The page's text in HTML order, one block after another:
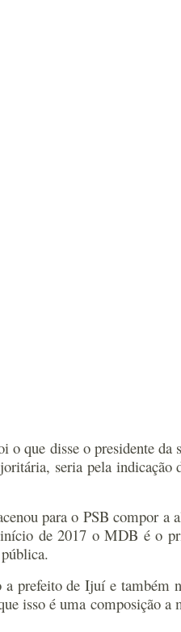
que disse o presidente da
seria pela indicação
para o PSB compor a
de 2017 o MDB é o
prefeito de Ijuí e também
isso é uma composição a